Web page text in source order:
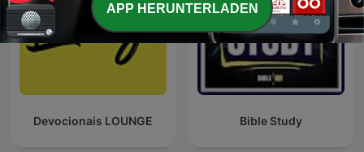
Devocionais LOUNGE Bible Study
APP HERUNTERLADEN